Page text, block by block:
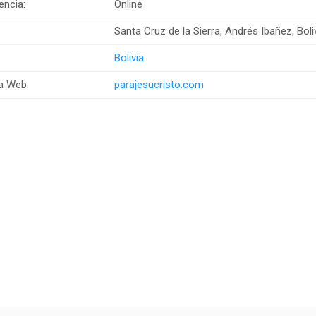
Online
Santa Cruz de la Sierra, Andrés Ibañez,
Bolivia
Web: parajesucristo.com